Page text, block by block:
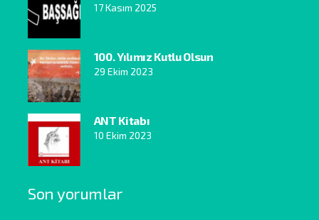
17 Kasım 2025
100. Yılımız Kutlu Olsun
29 Ekim 2023
ANT Kitabı
10 Ekim 2023
Son yorumlar